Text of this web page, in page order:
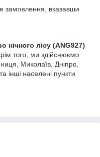
замовлення, вказавши
нічного лісу (ANG927)
того, ми здійснюємо
Миколаїв, Дніпро,
інші населені пункти